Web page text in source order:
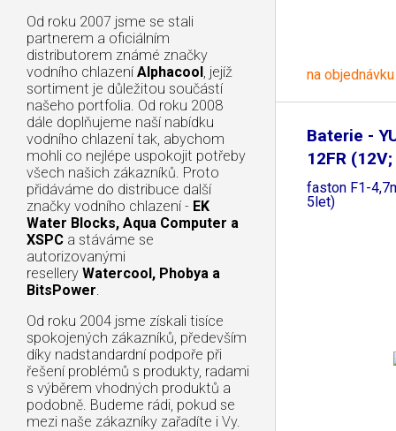
Od roku 2007 jsme se stali
partnerem a oficiálním
distributorem známé značky
vodního chlazení Alphacool, jejíž
sortiment je důležitou součástí
našeho portfolia. Od roku 2008
dále doplňujeme naší nabídku
vodního chlazení tak, abychom
mohli co nejlépe uspokojit potřeby
všech našich zákazníků. Proto
přidáváme do distribuce další
značky vodního chlazení - EK
Water Blocks, Aqua Computer a
XSPC a stáváme se
autorizovanými
resellery Watercool, Phobya a
BitsPower.
Od roku 2004 jsme získali tisíce
spokojených zákazníků, především
díky nadstandardní podpoře při
řešení problémů s produkty, radami
s výběrem vhodných produktů a
podobně. Budeme rádi, pokud se
mezi naše zákazníky zařadíte i Vy.
na objednávku
Baterie -
12FR
faston F1-
5let)